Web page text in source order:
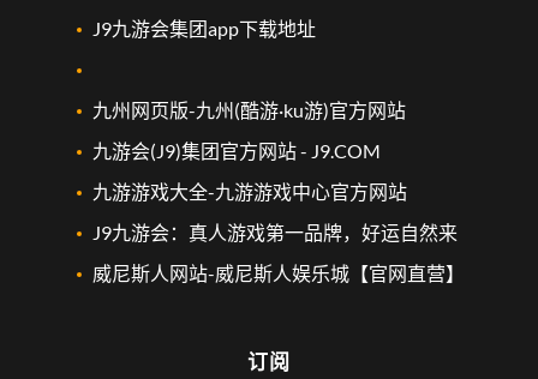
J9九游会集团app下载地址
九州网页版-九州(酷游·ku游)官方网站
九游会(J9)集团官方网站 - J9.COM
九游游戏大全-九游游戏中心官方网站
J9九游会：真人游戏第一品牌，好运自然来
威尼斯人网站-威尼斯人娱乐城【官网直营】
订阅